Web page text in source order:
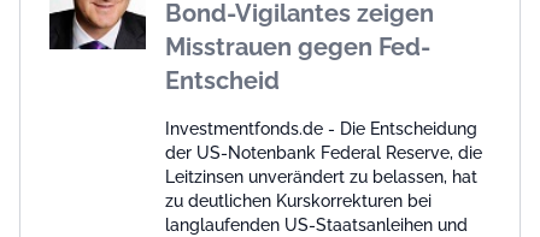
Bond-Vigilantes zeigen
Misstrauen gegen Fed-
Entscheid
Investmentfonds.de - Die Entscheidung
der US-Notenbank Federal Reserve, die
Leitzinsen unverändert zu belassen, hat
zu deutlichen Kurskorrekturen bei
langlaufenden US-Staatsanleihen und